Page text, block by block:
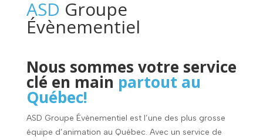
ASD Groupe
Évènementiel
Nous sommes votre service
clé en main partout au
Québec!
ASD Groupe Évènementiel est l’une des plus grosse
équipe d’animation au Québec. Avec un service de